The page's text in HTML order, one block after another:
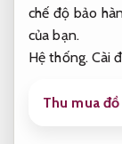
chế độ bảo
của bạn.
Hệ thống. Cài
Thu mua